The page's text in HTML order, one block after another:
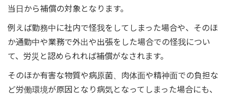
当日から補償の対象となります。
例えば勤務中に社内で怪我をしてしまった場合や、そのほ
か通勤中や業務で外出や出張をした場合での怪我につい
て、労災と認められれば補償がなされます。
そのほか有害な物質や病原菌、肉体面や精神面での負担な
ど労働環境が原因となり病気となってしまった場合にも、